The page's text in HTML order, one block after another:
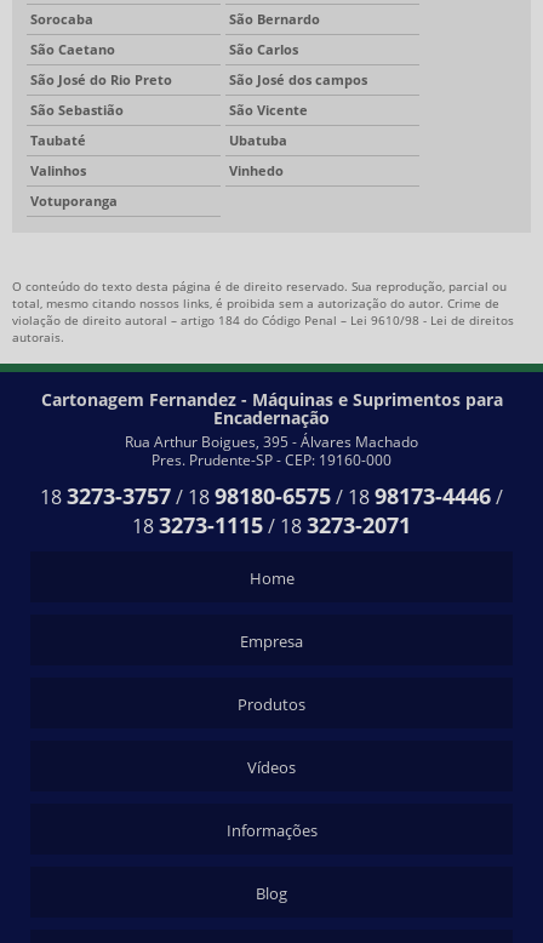
Sorocaba
São Bernardo
São Caetano
São Carlos
São José do Rio Preto
São José dos campos
São Sebastião
São Vicente
Taubaté
Ubatuba
Valinhos
Vinhedo
Votuporanga
O conteúdo do texto desta página é de direito reservado. Sua reprodução, parcial ou
total, mesmo citando nossos links, é proibida sem a autorização do autor. Crime de
violação de direito autoral – artigo 184 do Código Penal – Lei 9610/98 - Lei de direitos
autorais.
Cartonagem Fernandez - Máquinas e Suprimentos para
Encadernação
Rua Arthur Boigues, 395 - Álvares Machado
Pres. Prudente-SP - CEP: 19160-000
183273-3757/ 1898180-6575/ 1898173-4446/
183273-1115/ 183273-2071
Home
Empresa
Produtos
Vídeos
Informações
Blog